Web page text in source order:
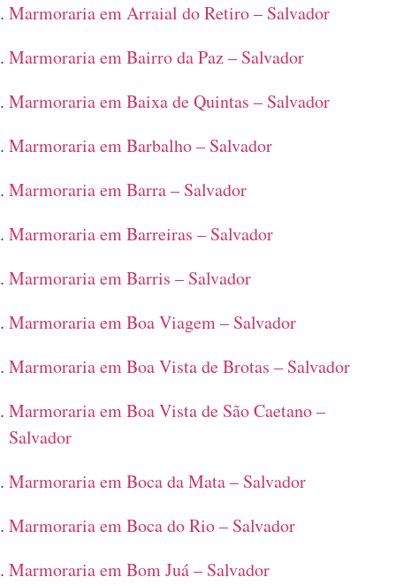
Marmoraria em Arraial do Retiro – Salvador
Marmoraria em Bairro da Paz – Salvador
Marmoraria em Baixa de Quintas – Salvador
Marmoraria em Barbalho – Salvador
Marmoraria em Barra – Salvador
Marmoraria em Barreiras – Salvador
Marmoraria em Barris – Salvador
Marmoraria em Boa Viagem – Salvador
Marmoraria em Boa Vista de Brotas – Salvador
Marmoraria em Boa Vista de São Caetano –
Salvador
Marmoraria em Boca da Mata – Salvador
Marmoraria em Boca do Rio – Salvador
Marmoraria em Bom Juá – Salvador